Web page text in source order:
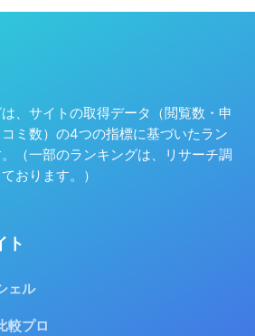
、サイトの取得データ（閲覧数・申
ミ数）の4つの指標に基づいたラン
（一部のランキングは、リサーチ調
おります。）
ト
ェル
較プロ